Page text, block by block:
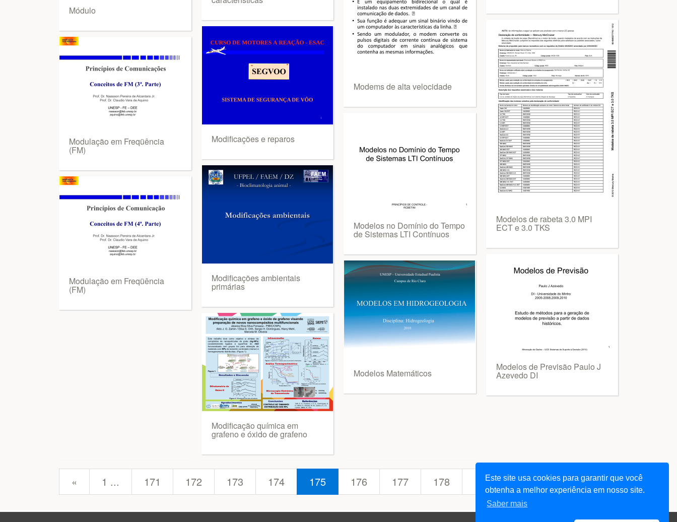
Este site usa cookies para garantir que você
obtenha a melhor experiência em nosso site.
Saber mais
Módulo
Modulação em Freqüência
(FM)
Modulação em Freqüência
(FM)
Modificações e reparos
Modificações ambientais
primárias
Modificação química em
grafeno e óxido de grafeno
Modems de alta velocidade
Modelos no Domínio do Tempo
de Sistemas LTI Contínuos
Modelos Matemáticos
Modelos de rabeta 3.0 MPI
ECT e 3.0 TKS
Modelos de Previsão Paulo J
Azevedo DI
« 1 ... 171 172 173 174 175 176 177 178 179 ... 578 »next